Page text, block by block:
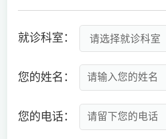
就诊科室：
您的姓名：
您的电话：